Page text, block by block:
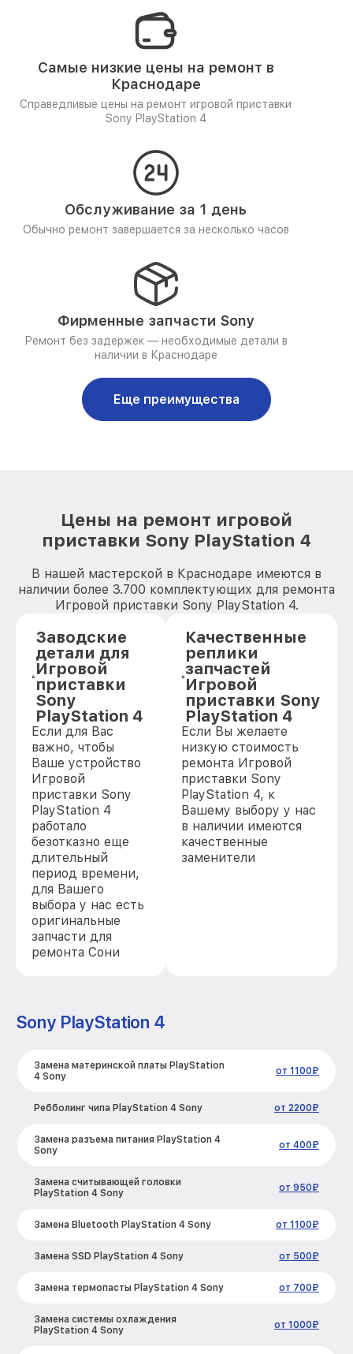
Самые низкие цены на ремонт в
Краснодаре
Справедливые цены на ремонт игровой приставки
Sony PlayStation 4
Обслуживание за 1 день
Обычно ремонт завершается за несколько часов
Фирменные запчасти Sony
Ремонт без задержек — необходимые детали в
наличии в Краснодаре
Еще преимущества
Цены на ремонт игровой
приставки Sony PlayStation 4
В нашей мастерской в Краснодаре имеются в
наличии более 3.700 комплектующих для ремонта
Игровой приставки Sony PlayStation 4.
Заводские
детали для
Игровой
приставки
Sony
PlayStation 4
Если для Вас
важно, чтобы
Ваше устройство
Игровой
приставки Sony
PlayStation 4
работало
безотказно еще
длительный
период времени,
для Вашего
выбора у нас есть
оригинальные
запчасти для
ремонта Сони
Качественные
реплики
запчастей
Игровой
приставки Sony
PlayStation 4
Если Вы желаете
низкую стоимость
ремонта Игровой
приставки Sony
PlayStation 4, к
Вашему выбору у нас
в наличии имеются
качественные
заменители
Sony PlayStation 4
Замена материнской платы PlayStation
4 Sony
от 1100₽
Ребболинг чипа PlayStation 4 Sony от 2200₽
Замена разъема питания PlayStation 4
Sony
от 400₽
Замена считывающей головки
PlayStation 4 Sony
от 950₽
Замена Bluetooth PlayStation 4 Sony от 1100₽
Замена SSD PlayStation 4 Sony от 500₽
Замена термопасты PlayStation 4 Sony от 700₽
Замена системы охлаждения
PlayStation 4 Sony
от 1000₽